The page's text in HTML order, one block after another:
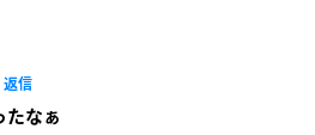
返信
たなぁ